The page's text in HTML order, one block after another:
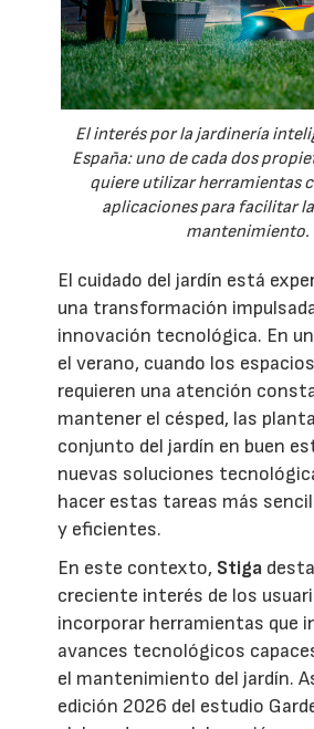
El interés por la jardinería
España: uno de cada dos
quiere utilizar herramientas
aplicaciones para facilitar
mantenimiento.
El cuidado del jardín está
una transformación
innovación tecnológica. En
el verano, cuando los
requieren una atención
mantener el césped, las
conjunto del jardín en buen
nuevas soluciones
hacer estas tareas más
y eficientes.
En este contexto, Stiga
creciente interés de los
incorporar herramientas que
avances tecnológicos
el mantenimiento del jardín.
edición 2026 del estudio